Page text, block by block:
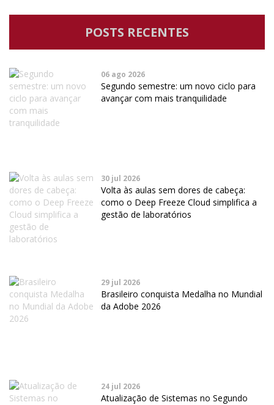
POSTS RECENTES
06 ago 2026
Segundo semestre: um novo ciclo para
avançar com mais tranquilidade
30 jul 2026
Volta às aulas sem dores de cabeça:
como o Deep Freeze Cloud simplifica a
gestão de laboratórios
29 jul 2026
Brasileiro conquista Medalha no Mundial
da Adobe 2026
24 jul 2026
Atualização de Sistemas no Segundo